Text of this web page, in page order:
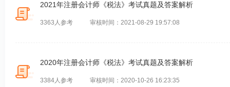
2021年注册会计师《税法》考试真题及答案解析
3363人参考 审核时间：2021-08-29 19:57:08
2020年注册会计师《税法》考试真题及答案解析
3384人参考 审核时间：2020-10-26 16:23:35